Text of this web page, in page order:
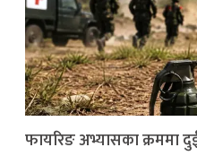
फायरिङ अभ्यासका क्रममा